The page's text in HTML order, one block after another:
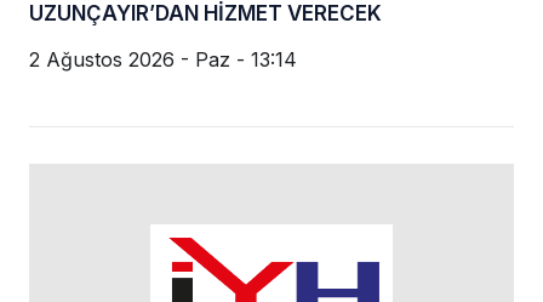
UZUNÇAYIR’DAN HİZMET VERECEK
2 Ağustos 2026 - Paz - 13:14